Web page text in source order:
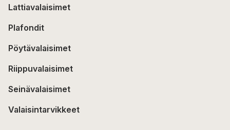
Lattiavalaisimet
Plafondit
Pöytävalaisimet
Riippuvalaisimet
Seinävalaisimet
Valaisintarvikkeet